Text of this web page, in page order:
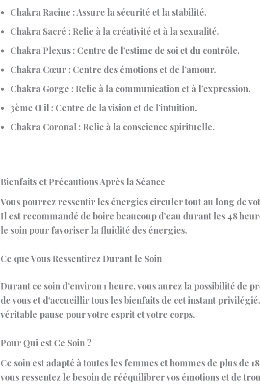
Chakra Racine : Assure la sécurité et la stabilité.
Chakra Sacré : Relie à la créativité et à la sexualité.
Chakra Plexus : Centre de l’estime de soi et du contrôle.
Chakra Cœur : Centre des émotions et de l’amour.
Chakra Gorge : Relie à la communication et à l’expression.
3ème Œil : Centre de la vision et de l’intuition.
Chakra Coronal : Relie à la conscience spirituelle.
Bienfaits et Précautions Après la Séance
Vous pourrez ressentir les énergies circuler tout au long de
Il est recommandé de boire beaucoup d’eau durant les 48
le soin pour favoriser la fluidité des énergies.
Ce que Vous Ressentirez Durant le Soin
Durant ce soin d’environ 1 heure, vous aurez la possibilité de
de vous et d’accueillir tous les bienfaits de cet instant privilégié.
véritable pause pour votre esprit et votre corps.
Pour Qui est Ce Soin ?
Ce soin est adapté à toutes les femmes et hommes de plus de
vous ressentez le besoin de rééquilibrer vos émotions et de